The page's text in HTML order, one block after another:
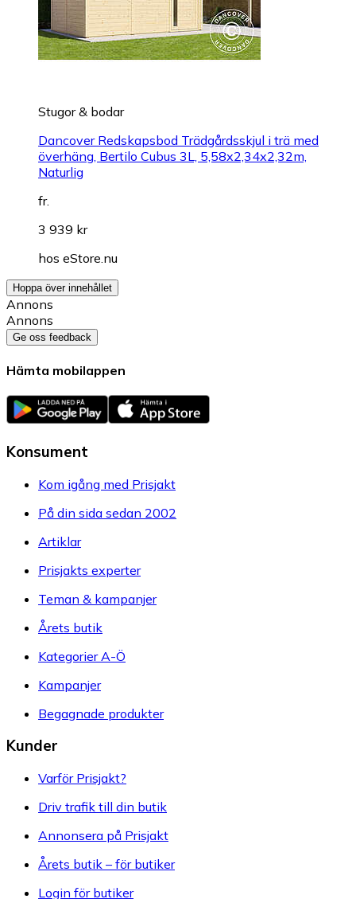
Stugor & bodar
Dancover Redskapsbod Trädgårdsskjul i trä med
överhäng, Bertilo Cubus 3L, 5,58x2,34x2,32m,
Naturlig
fr.
3 939 kr
hos eStore.nu
Hoppa över innehållet
Annons
Annons
Ge oss feedback
Hämta mobilappen
Konsument
Kom igång med Prisjakt
På din sida sedan 2002
Artiklar
Prisjakts experter
Teman & kampanjer
Årets butik
Kategorier A-Ö
Kampanjer
Begagnade produkter
Kunder
Varför Prisjakt?
Driv trafik till din butik
Annonsera på Prisjakt
Årets butik – för butiker
Login för butiker